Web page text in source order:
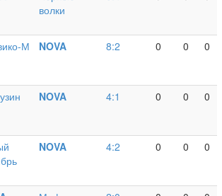
волки
М NOVA 8:2 0 0 0
NOVA 4:1 0 0 0
NOVA 4:2 0 0 0